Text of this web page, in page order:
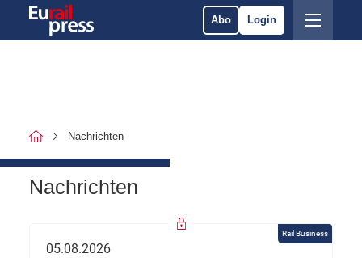
Abo Login
Nachrichten
Nachrichten
Rail Business
05.08.2026